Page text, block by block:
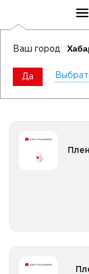
Ваш город
Да
Пленка
Пленки